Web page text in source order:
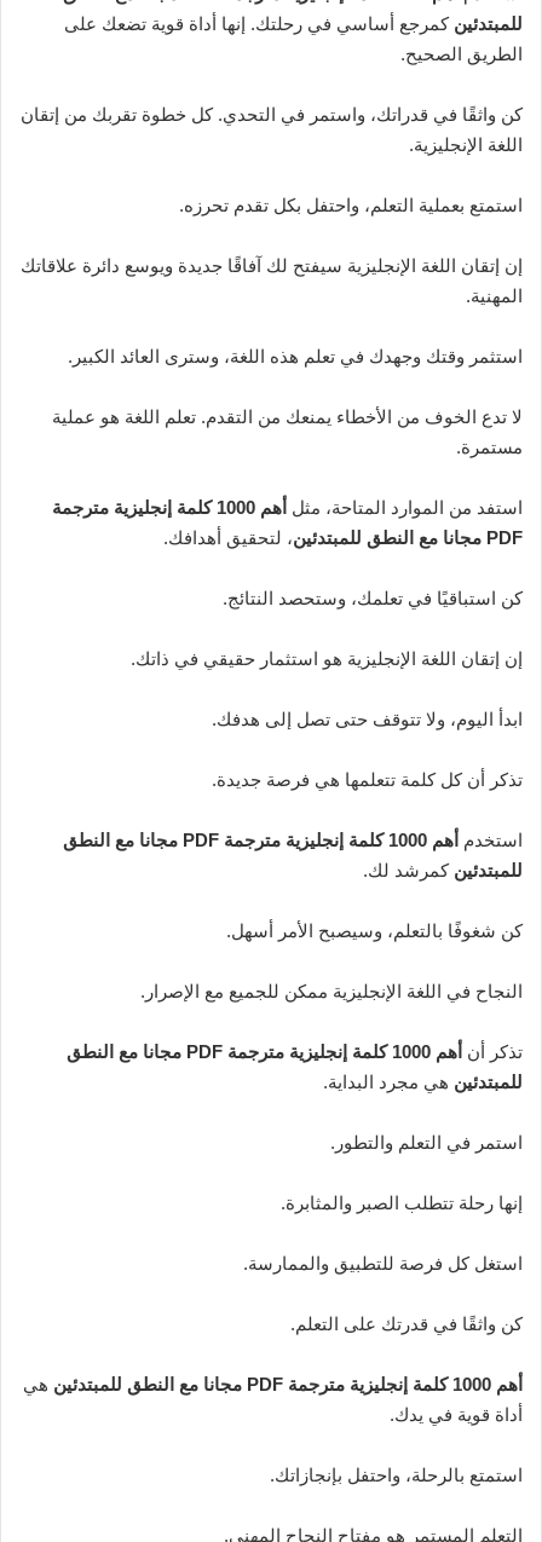
للمبتدئين كمرجع أساسي في رحلتك. إنها أداة قوية تضعك على
الطريق الصحيح.
كن واثقًا في قدراتك، واستمر في التحدي. كل خطوة تقربك من إتقان
اللغة الإنجليزية.
استمتع بعملية التعلم، واحتفل بكل تقدم تحرزه.
إن إتقان اللغة الإنجليزية سيفتح لك آفاقًا جديدة ويوسع دائرة علاقاتك
المهنية.
استثمر وقتك وجهدك في تعلم هذه اللغة، وسترى العائد الكبير.
لا تدع الخوف من الأخطاء يمنعك من التقدم. تعلم اللغة هو عملية
مستمرة.
استفد من الموارد المتاحة، مثل
أهم 1000 كلمة إنجليزية مترجمة
PDF مجانا مع النطق للمبتدئين
، لتحقيق أهدافك.
كن استباقيًا في تعلمك، وستحصد النتائج.
إن إتقان اللغة الإنجليزية هو استثمار حقيقي في ذاتك.
ابدأ اليوم، ولا تتوقف حتى تصل إلى هدفك.
تذكر أن كل كلمة تتعلمها هي فرصة جديدة.
استخدم
أهم 1000 كلمة إنجليزية مترجمة PDF مجانا مع النطق
للمبتدئين كمرشد لك.
كن شغوفًا بالتعلم، وسيصبح الأمر أسهل.
النجاح في اللغة الإنجليزية ممكن للجميع مع الإصرار.
تذكر أن
أهم 1000 كلمة إنجليزية مترجمة PDF مجانا مع النطق
للمبتدئين هي مجرد البداية.
استمر في التعلم والتطور.
إنها رحلة تتطلب الصبر والمثابرة.
استغل كل فرصة للتطبيق والممارسة.
كن واثقًا في قدرتك على التعلم.
أهم 1000 كلمة إنجليزية مترجمة PDF مجانا مع النطق للمبتدئين
هي
أداة قوية في يدك.
استمتع بالرحلة، واحتفل بإنجازاتك.
التعلم المستمر هو مفتاح النجاح المهني.